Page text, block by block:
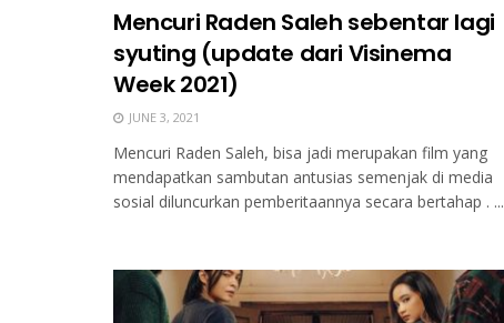
Mencuri Raden Saleh sebentar lagi
syuting (update dari Visinema
Week 2021)
JUNE 3, 2021
Mencuri Raden Saleh, bisa jadi merupakan film yang
mendapatkan sambutan antusias semenjak di media
sosial diluncurkan pemberitaannya secara bertahap . ...